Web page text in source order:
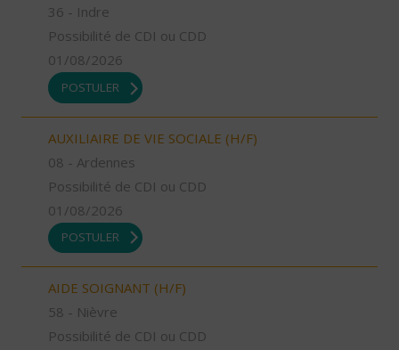
36 - Indre
Possibilité de CDI ou CDD
01/08/2026
POSTULER
AUXILIAIRE DE VIE SOCIALE (H/F)
08 - Ardennes
Possibilité de CDI ou CDD
01/08/2026
POSTULER
AIDE SOIGNANT (H/F)
58 - Nièvre
Possibilité de CDI ou CDD